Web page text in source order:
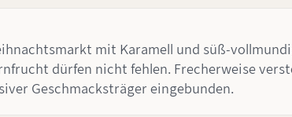
mit Karamell und süß-
dürfen nicht fehlen. Frecherweise
Geschmacksträger eingebunden.